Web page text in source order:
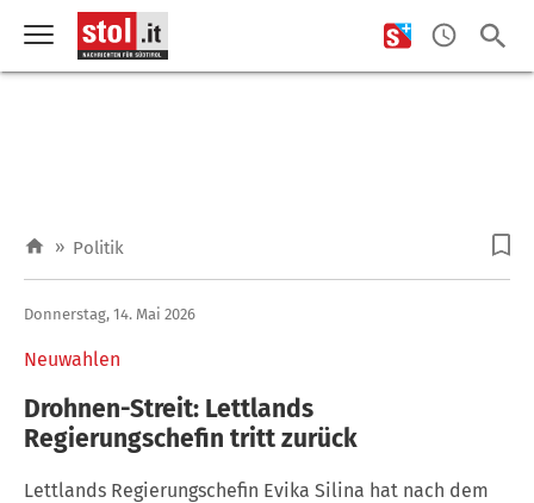
» Politik
Neuwahlen
Donnerstag, 14. Mai 2026
Drohnen-Streit: Lettlands
Regierungschefin tritt zurück
Lettlands Regierungschefin Evika Silina hat nach dem